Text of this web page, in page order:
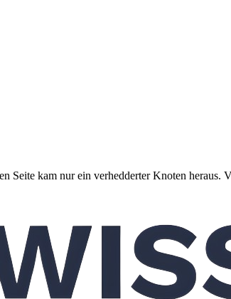
Seite kam nur ein verhedderter Knoten heraus.